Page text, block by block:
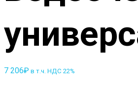
7 206₽ в т.ч. НДС 22%